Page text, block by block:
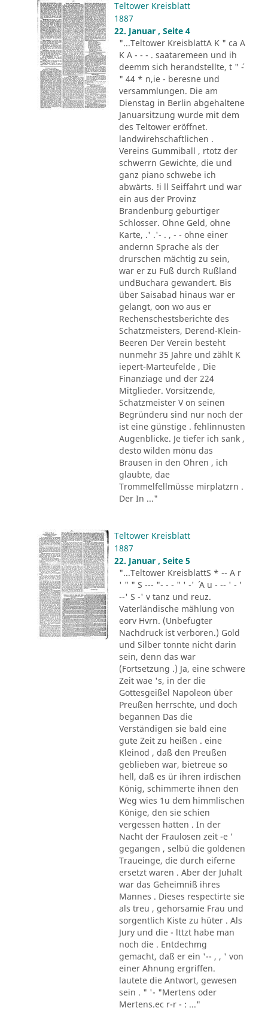
Teltower Kreisblatt
1887
22. Januar , Seite 4
"...Teltower KreisblattA K " ca A
K A - - - . saataremeen und ih
deemm sich herandstellte, t " ´-
" 44 * n,ie - beresne und
versammlungen. Die am
Dienstag in Berlin abgehaltene
Januarsitzung wurde mit dem
des Teltower eröffnet.
landwirehschaftlichen .
Vereins Gummiball , rtotz der
schwerrn Gewichte, die und
ganz piano schwebe ich
abwärts. !i ll Seiffahrt und war
ein aus der Provinz
Brandenburg geburtiger
Schlosser. Ohne Geld, ohne
Karte, .' .'- . , - - ohne einer
andernn Sprache als der
drurschen mächtig zu sein,
war er zu Fuß durch Rußland
undBuchara gewandert. Bis
über Saisabad hinaus war er
gelangt, oon wo aus er
Rechenschestsberichte des
Schatzmeisters, Derend-Klein-
Beeren Der Verein besteht
nunmehr 35 Jahre und zählt K
iepert-Marteufelde , Die
Finanziage und der 224
Mitglieder. Vorsitzende,
Schatzmeister V on seinen
Begründeru sind nur noch der
ist eine günstige . fehlinnusten
Augenblicke. Je tiefer ich sank ,
desto wilden mönu das
Brausen in den Ohren , ich
glaubte, dae
Trommelfellmüsse mirplatzrn .
Der In ..."
Teltower Kreisblatt
1887
22. Januar , Seite 5
"...Teltower KreisblattS * -- A r
' " " S --- "- - - " ' -' ´ A u - -- ' - '
--' S -' v tanz und reuz.
Vaterländische mählung von
eorv Hvrn. (Unbefugter
Nachdruck ist verboren.) Gold
und Silber tonnte nicht darin
sein, denn das war
(Fortsetzung .) Ja, eine schwere
Zeit wae 's, in der die
Gottesgeißel Napoleon über
Preußen herrschte, und doch
begannen Das die
Verständigen sie bald eine
gute Zeit zu heißen . eine
Kleinod , daß den Preußen
geblieben war, bietreue so
hell, daß es ür ihren irdischen
König, schimmerte ihnen den
Weg wies 1u dem himmlischen
Könige, den sie schien
vergessen hatten . In der
Nacht der Fraulosen zeit -e '
gegangen , selbü die goldenen
Traueinge, die durch eiferne
ersetzt waren . Aber der Juhalt
war das Geheimniß ihres
Mannes . Dieses respectirte sie
als treu , gehorsamie Frau und
sorgentlich Kiste zu hüter . Als
Jury und die - lttzt habe man
noch die . Entdechmg
gemacht, daß er ein '-- , , ' von
einer Ahnung ergriffen.
lautete die Antwort, gewesen
sein . " '- "Mertens oder
Mertens.ec r-r - : ..."